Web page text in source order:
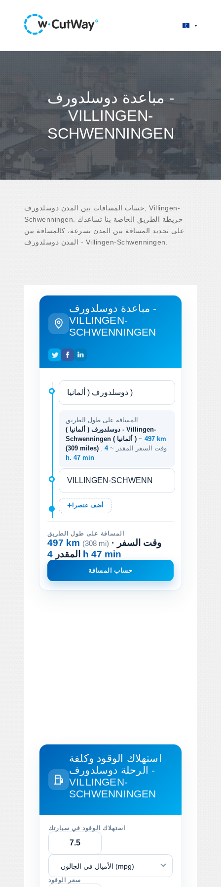
مباعدة دوسلدورف -
VILLINGEN-
SCHWENNINGEN
حساب المسافات بين المدن دوسلدورف, Villingen-
Schwenningen. خريطة الطريق الخاصة بنا تساعدك
على تحديد المسافة بين المدن بسرعة، كالمسافة بين
المدن دوسلدورف - Villingen-Schwenningen.
مباعدة دوسلدورف -
VILLINGEN-
SCHWENNINGEN
المسافة على طول الطريق
دوسلدورف ( ألمانيا ) - Villingen-
Schwenningen ( ألمانيا ) ~
497 km
(309 miles)
. وقت السفر المقدر ~4
h. 47 min
أضف عنصرا
المسافة على طول الطريق
497 km (308 mi) · وقت السفر
المقدر 4 h 47 min
حساب المسافة
استهلاك الوقود وكلفة
الرحلة دوسلدورف -
VILLINGEN-
SCHWENNINGEN
استهلاك الوقود في سيارتك
الأميال في الجالون (mpg)
سعر الوقود